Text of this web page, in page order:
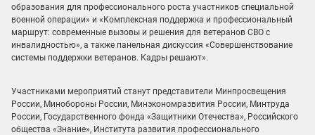
образования для профессионального роста участников специальной
военной операции» и «Комплексная поддержка и профессиональный
маршрут: современные вызовы и решения для ветеранов СВО с
инвалидностью», а также панельная дискуссия «Совершенствование
системы поддержки ветеранов. Кадры решают».
Участниками мероприятий станут представители Минпросвещения
России, Минобороны России, Минэкономразвития России, Минтруда
России, Государственного фонда «Защитники Отечества», Российского
общества «Знание», Института развития профессионального